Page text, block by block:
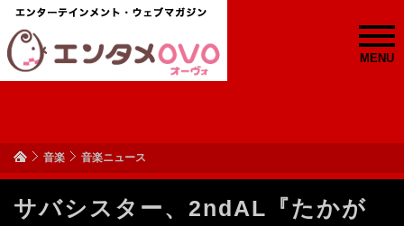
MENU
音楽 音楽ニュース
サバシスター、2ndAL『たかが